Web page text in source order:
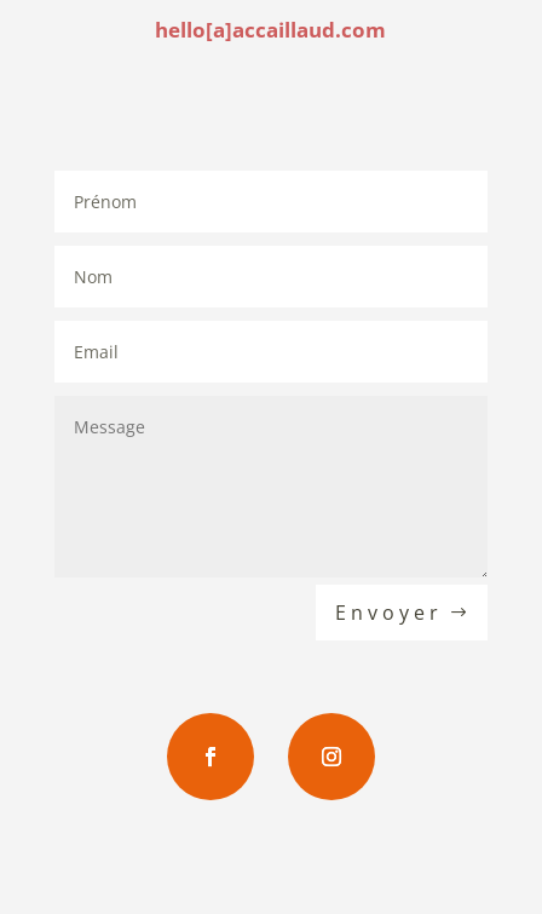
hello[a]accaillaud.com
Envoyer